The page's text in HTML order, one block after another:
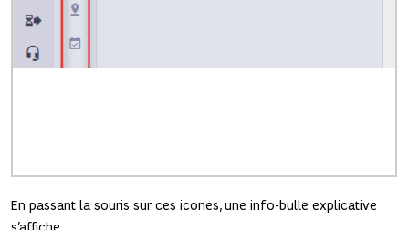
En passant la souris sur ces icones, une info-bulle explicative